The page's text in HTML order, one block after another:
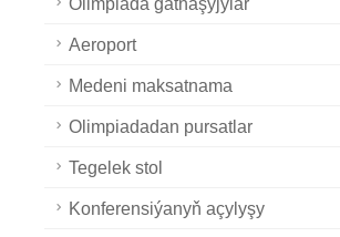
Aeroport
Medeni maksatnama
Olimpiadadan pursatlar
Tegelek stol
Konferensiýanyň açylyşy